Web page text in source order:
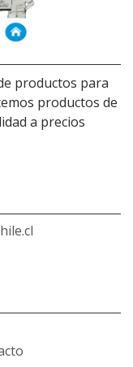
productos para
productos de
a precios